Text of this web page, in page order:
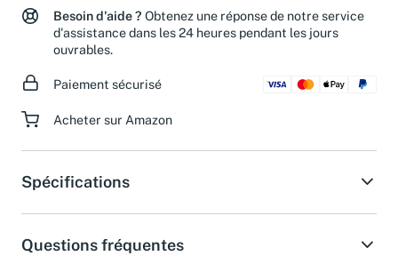
Besoin d'aide ? Obtenez une réponse de notre service
d'assistance dans les 24 heures pendant les jours
ouvrables.
Paiement sécurisé
Acheter sur Amazon
Spécifications
Questions fréquentes